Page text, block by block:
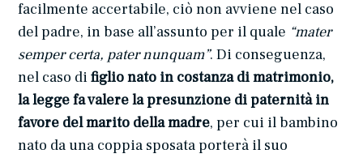
facilmente accertabile, ciò non avviene nel caso
del padre, in base all’assunto per il quale “mater
semper certa, pater nunquam”. Di conseguenza,
nel caso difiglio nato in costanza di matrimonio,
la legge fa valere la presunzione di paternità in
favore del marito della madre, per cui il bambino
nato da una coppia sposata porterà il suo